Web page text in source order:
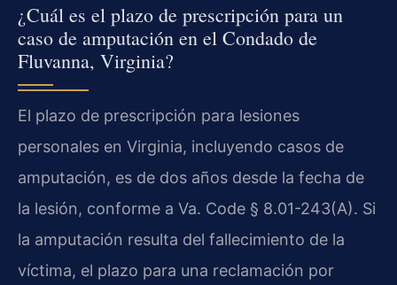
¿Cuál es el plazo de prescripción para un
caso de amputación en el Condado de
Fluvanna, Virginia?
El plazo de prescripción para lesiones
personales en Virginia, incluyendo casos de
amputación, es de dos años desde la fecha de
la lesión, conforme a Va. Code § 8.01-243(A). Si
la amputación resulta del fallecimiento de la
víctima, el plazo para una reclamación por